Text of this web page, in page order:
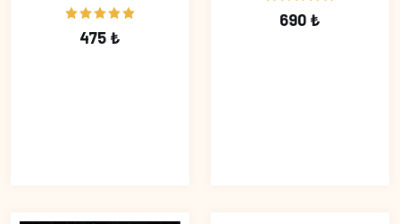
475 ₺
690 ₺